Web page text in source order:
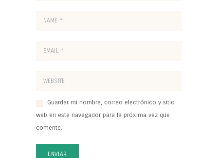
Guardar mi nombre, correo electrónico y sitio
web en este navegador para la próxima vez que
comente.